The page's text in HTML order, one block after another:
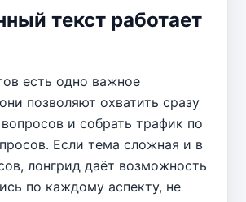
текст работает
есть одно важное
позволяют охватить сразу
и собрать трафик по
Если тема сложная и в
лонгрид даёт возможность
по каждому аспекту, не